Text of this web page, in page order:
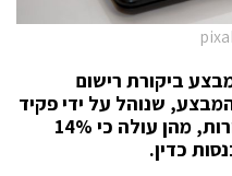
ביקורת רישום
שנוהל על ידי פקיד
שומה אילת, התבצעו 212 ביקורות, מהן עולה כי 14%
כדין.